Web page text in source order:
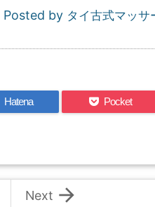
Posted by タイ古式マッ
Hatena Pocket

Next